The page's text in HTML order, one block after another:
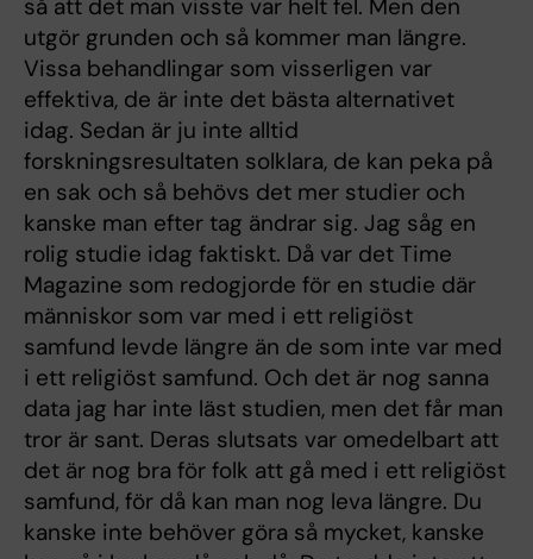
så att det man visste var helt fel. Men den
utgör grunden och så kommer man längre.
Vissa behandlingar som visserligen var
effektiva, de är inte det bästa alternativet
idag. Sedan är ju inte alltid
forskningsresultaten solklara, de kan peka på
en sak och så behövs det mer studier och
kanske man efter tag ändrar sig. Jag såg en
rolig studie idag faktiskt. Då var det Time
Magazine som redogjorde för en studie där
människor som var med i ett religiöst
samfund levde längre än de som inte var med
i ett religiöst samfund. Och det är nog sanna
data jag har inte läst studien, men det får man
tror är sant. Deras slutsats var omedelbart att
det är nog bra för folk att gå med i ett religiöst
samfund, för då kan man nog leva längre. Du
kanske inte behöver göra så mycket, kanske